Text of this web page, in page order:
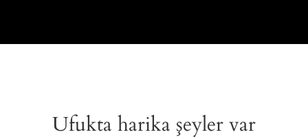
Ufukta harika şeyler var